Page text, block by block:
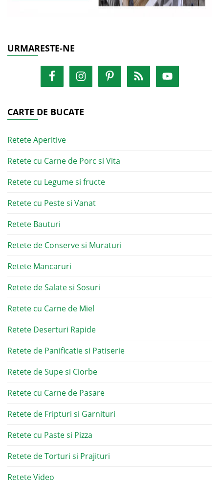
URMARESTE-NE
CARTE DE BUCATE
Retete Aperitive
Retete cu Carne de Porc si Vita
Retete cu Legume si fructe
Retete cu Peste si Vanat
Retete Bauturi
Retete de Conserve si Muraturi
Retete Mancaruri
Retete de Salate si Sosuri
Retete cu Carne de Miel
Retete Deserturi Rapide
Retete de Panificatie si Patiserie
Retete de Supe si Ciorbe
Retete cu Carne de Pasare
Retete de Fripturi si Garnituri
Retete cu Paste si Pizza
Retete de Torturi si Prajituri
Retete Video